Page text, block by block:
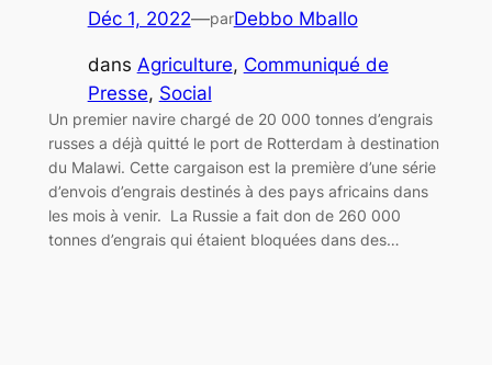
Déc 1, 2022—parDebbo Mballo
dans Agriculture, Communiqué de
Presse, Social
Un premier navire chargé de 20 000 tonnes d’engrais
russes a déjà quitté le port de Rotterdam à destination
du Malawi. Cette cargaison est la première d’une série
d’envois d’engrais destinés à des pays africains dans
les mois à venir. La Russie a fait don de 260 000
tonnes d’engrais qui étaient bloquées dans des…